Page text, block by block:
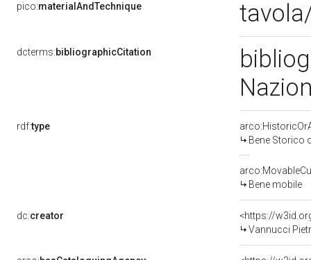
pico:materialAndTechnique
dcterms:bibliographicCitation
rdf:type
Bene Storico
Bene mobile
dc:creator
<https://
Vannucci